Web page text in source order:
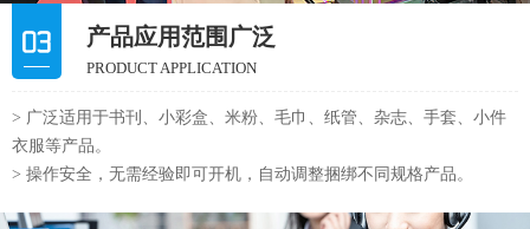
产品应用范围广泛
PRODUCT APPLICATION
> 广泛适用于书刊、小彩盒、米粉、毛巾、纸管、杂志、手套、小件
衣服等产品。
> 操作安全，无需经验即可开机，自动调整捆绑不同规格产品。